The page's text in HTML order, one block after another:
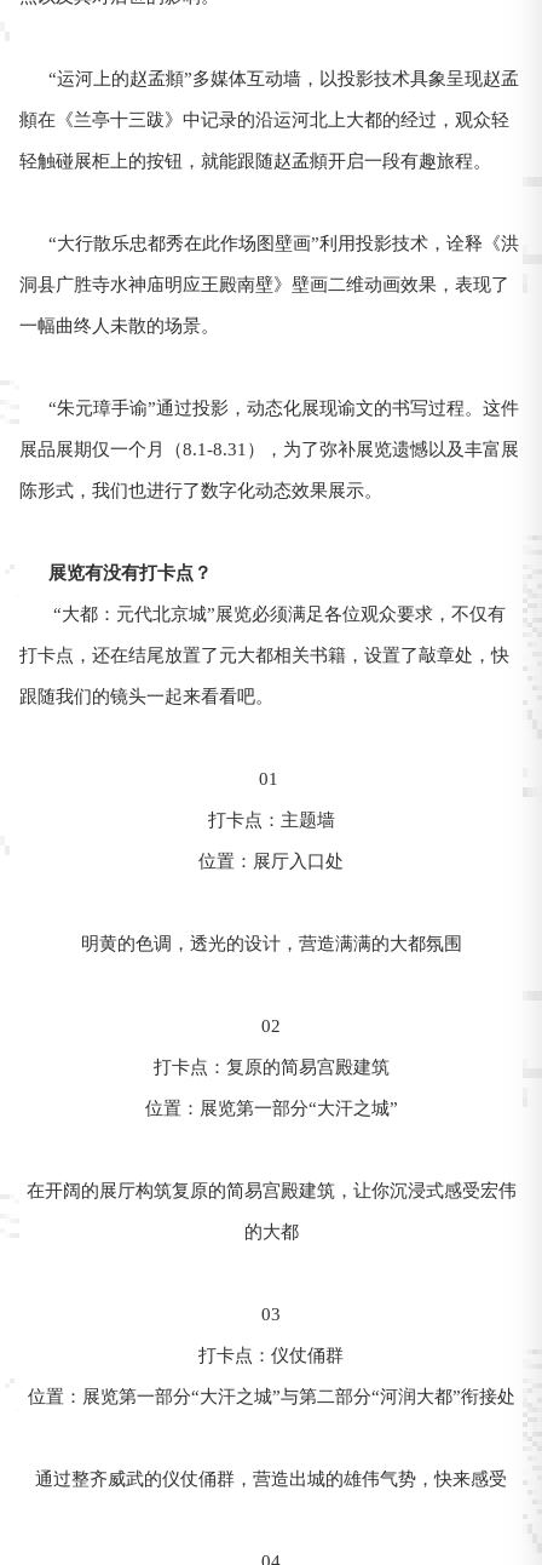
“运河上的赵孟頫”多媒体互动墙，以投影技术具象呈现赵孟
頫在《兰亭十三跋》中记录的沿运河北上大都的经过，观众轻
轻触碰展柜上的按钮，就能跟随赵孟頫开启一段有趣旅程。
“大行散乐忠都秀在此作场图壁画”利用投影技术，诠释《洪
洞县广胜寺水神庙明应王殿南壁》壁画二维动画效果，表现了
一幅曲终人未散的场景。
“朱元璋手谕”通过投影，动态化展现谕文的书写过程。这件
展品展期仅一个月（8.1-8.31），为了弥补展览遗憾以及丰富展
陈形式，我们也进行了数字化动态效果展示。
展览有没有打卡点？
“大都：元代北京城”展览必须满足各位观众要求，不仅有
打卡点，还在结尾放置了元大都相关书籍，设置了敲章处，快
跟随我们的镜头一起来看看吧。
01
打卡点：主题墙
位置：展厅入口处
明黄的色调，透光的设计，营造满满的大都氛围
02
打卡点：复原的简易宫殿建筑
位置：展览第一部分“大汗之城”
在开阔的展厅构筑复原的简易宫殿建筑，让你沉浸式感受宏伟
的大都
03
打卡点：仪仗俑群
位置：展览第一部分“大汗之城”与第二部分“河润大都”衔接处
通过整齐威武的仪仗俑群，营造出城的雄伟气势，快来感受
04